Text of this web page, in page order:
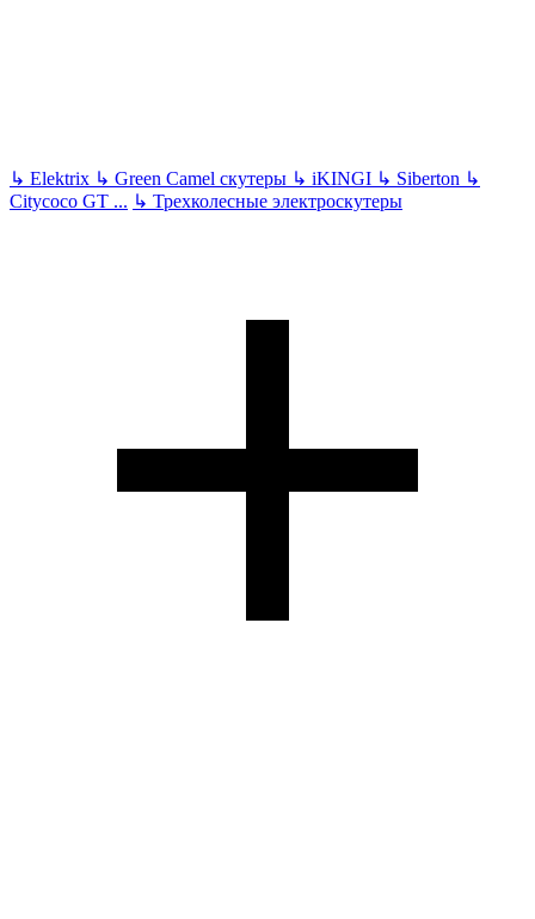
↳ Elektrix ↳ Green Camel скутеры ↳ iKINGI ↳ Siberton ↳
Citycoco GT ... ↳ Трехколесные электроскутеры